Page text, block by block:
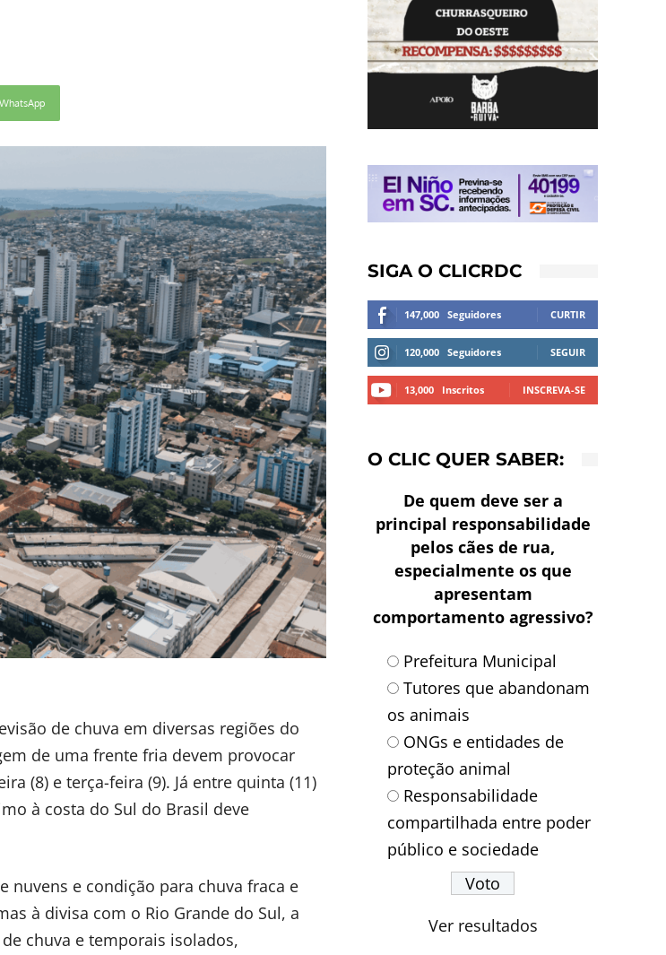
WhatsApp
de chuva em diversas regiões do
de uma frente fria devem provocar
(8) e terça-feira (9). Já entre quinta (11)
à costa do Sul do Brasil deve
nuvens e condição para chuva fraca e
à divisa com o Rio Grande do Sul, a
chuva e temporais isolados,
SIGA O CLICRDC
147,000 Seguidores CURTIR
120,000 Seguidores SEGUIR
13,000 Inscritos INSCREVA-SE
O CLIC QUER SABER:
De quem deve ser a
principal responsabilidade
pelos cães de rua,
especialmente os que
apresentam
comportamento agressivo?
Prefeitura Municipal
Tutores que abandonam
os animais
ONGs e entidades de
proteção animal
Responsabilidade
compartilhada entre poder
público e sociedade
Ver resultados